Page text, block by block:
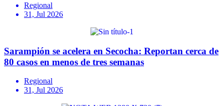
Regional
31, Jul 2026
Sarampión se acelera en Secocha: Reportan cerca de
80 casos en menos de tres semanas
Regional
31, Jul 2026